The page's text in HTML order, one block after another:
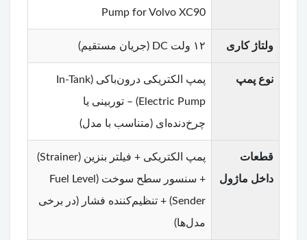
Pump for Volvo XC90
ولتاژ کاری ۱۲ ولت DC (جریان مستقیم)
نوع پمپ
پمپ الکتریکی درون‌باکی (In-Tank
Electric Pump) – توربینی یا
چرخ‌دنده‌ای (متناسب با مدل)
قطعات
داخل ماژول
پمپ الکتریکی + فیلتر بنزین (Strainer)
+ سنسور سطح سوخت (Fuel Level
Sender) + تنظیم‌کننده فشار (در برخی
مدل‌ها)